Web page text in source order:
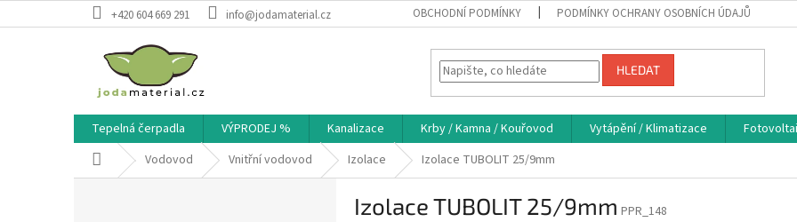
na
+420 604 669 291 info@jodamaterial.cz OBCHODNÍ PODMÍNKY PODMÍNKY OCHRANY OSOBNÍCH ÚDAJŮ
HLEDAT
Tepelná čerpadla VÝPRODEJ % Kanalizace Krby / Kamna / Kouřovod Vytápění / Klimatizace
Domů Vodovod Vnitřní vodovod Izolace Izolace TUBOLIT 25/9mm
Izolace TUBOLIT 25/9mm PPR_148